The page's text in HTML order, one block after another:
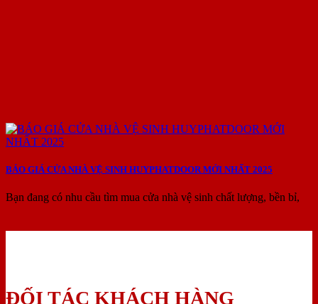
BÁO GIÁ CỬA NHÀ VỆ SINH HUYPHATDOOR MỚI NHẤT 2025
Bạn đang có nhu cầu tìm mua cửa nhà vệ sinh chất lượng, bền bỉ,
ĐỐI TÁC KHÁCH HÀNG